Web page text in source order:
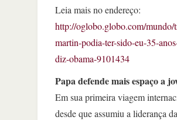
Leia mais no endereço:
http://oglobo.globo.com/mundo/
martin-podia-ter-sido-eu-35-
diz-obama-9101434
Papa defende mais espaço a
Em sua primeira viagem
desde que assumiu a liderança